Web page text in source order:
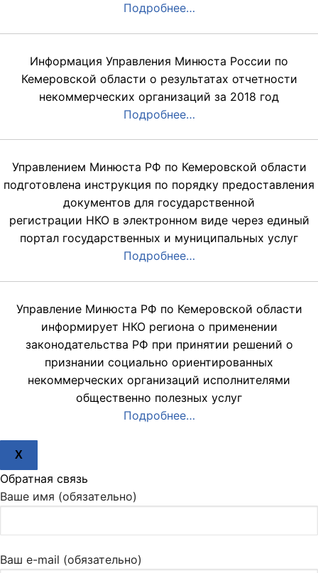
Подробнее…
Информация Управления Минюста России по
Кемеровской области о результатах отчетности
некоммерческих организаций за 2018 год
Подробнее…
Управлением Минюста РФ по Кемеровской области
подготовлена инструкция по порядку предоставления
документов для государственной
регистрации НКО в электронном виде через единый
портал государственных и муниципальных услуг
Подробнее…
Управление Минюста РФ по Кемеровской области
информирует НКО региона о применении
законодательства РФ при принятии решений о
признании социально ориентированных
некоммерческих организаций исполнителями
общественно полезных услуг
Подробнее…
X
Обратная связь
Ваше имя (обязательно)
Ваш e-mail (обязательно)